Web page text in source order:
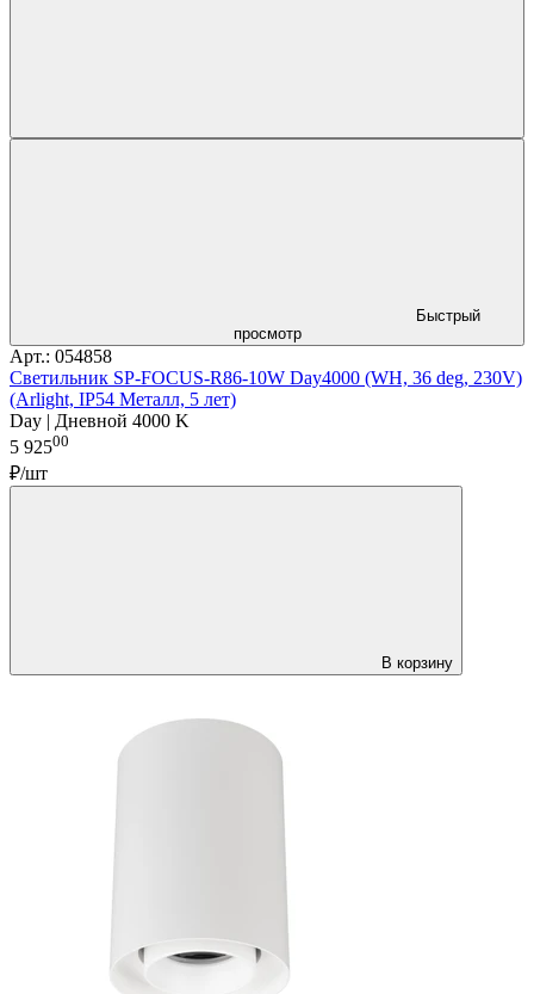
Быстрый
просмотр
Арт.: 054858
Светильник SP-FOCUS-R86-10W Day4000 (WH, 36 deg, 230V)
(Arlight, IP54 Металл, 5 лет)
Day | Дневной 4000 K
5 92500
₽/шт
В корзину